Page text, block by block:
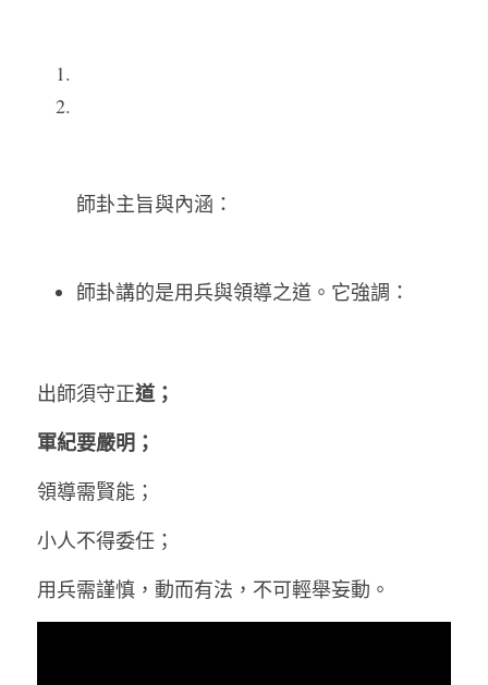
師卦主旨與內涵：
師卦講的是用兵與領導之道。它強調：
出師須守正道；
軍紀要嚴明；
領導需賢能；
小人不得委任；
用兵需謹慎，動而有法，不可輕舉妄動。